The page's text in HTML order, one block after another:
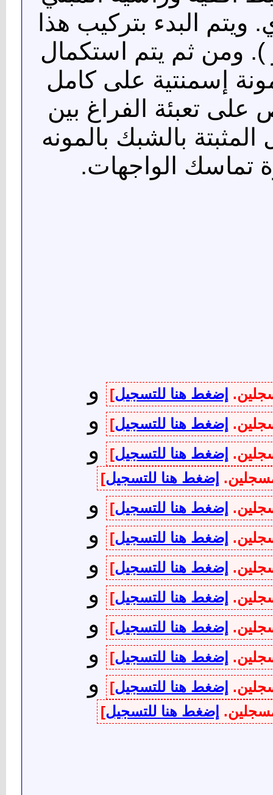
ويتم البدء بتركيب هذا
). ومن ثم يتم استكمال
إسمنتية على كامل
تعبئة الفراغ بين
بالشبك بالمونه
تماسك الواجهات.
إضغط هنا للتسجيل] و
إضغط هنا للتسجيل] و
إضغط هنا للتسجيل] و
إضغط هنا للتسجيل]
إضغط هنا للتسجيل] و
إضغط هنا للتسجيل] و
إضغط هنا للتسجيل] و
إضغط هنا للتسجيل] و
إضغط هنا للتسجيل] و
إضغط هنا للتسجيل] و
إضغط هنا للتسجيل] و
إضغط هنا للتسجيل]